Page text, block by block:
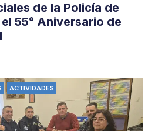
de la Policía de
55° Aniversario de
ACTIVIDADES